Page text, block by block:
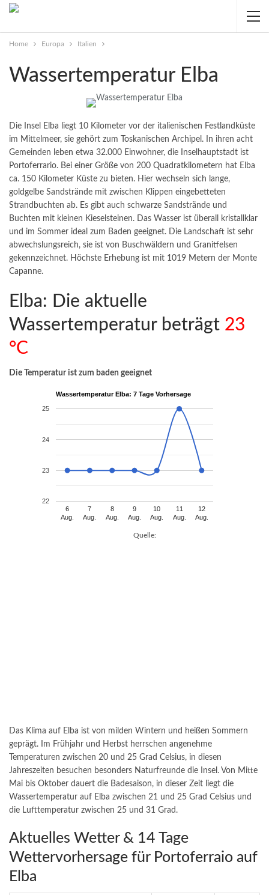
Home Europa Italien
Wassertemperatur Elba
Die Insel Elba liegt 10 Kilometer vor der italienischen Festlandküste
im Mittelmeer, sie gehört zum Toskanischen Archipel. In ihren acht
Gemeinden leben etwa 32.000 Einwohner, die Inselhauptstadt ist
Portoferrario. Bei einer Größe von 200 Quadratkilometern hat Elba
ca. 150 Kilometer Küste zu bieten. Hier wechseln sich lange,
goldgelbe Sandstrände mit zwischen Klippen eingebetteten
Strandbuchten ab. Es gibt auch schwarze Sandstrände und
Buchten mit kleinen Kieselsteinen. Das Wasser ist überall kristallklar
und im Sommer ideal zum Baden geeignet. Die Landschaft ist sehr
abwechslungsreich, sie ist von Buschwäldern und Granitfelsen
gekennzeichnet. Höchste Erhebung ist mit 1019 Metern der Monte
Capanne.
Elba: Die aktuelle
Wassertemperatur beträgt 23
°C
Die Temperatur ist zum baden geeignet
Wassertemperatur Elba: 7 Tage Vorhersage
6
Aug.
7
Aug.
8
Aug.
9
Aug.
10
Aug.
11
Aug.
12
Aug.
22
23
24
25
Quelle:
Das Klima auf Elba ist von milden Wintern und heißen Sommern
geprägt. Im Frühjahr und Herbst herrschen angenehme
Temperaturen zwischen 20 und 25 Grad Celsius, in diesen
Jahreszeiten besuchen besonders Naturfreunde die Insel. Von Mitte
Mai bis Oktober dauert die Badesaison, in dieser Zeit liegt die
Wassertemperatur auf Elba zwischen 21 und 25 Grad Celsius und
die Lufttemperatur zwischen 25 und 31 Grad.
Aktuelles Wetter & 14 Tage
Wettervorhersage für Portoferraio auf
Elba